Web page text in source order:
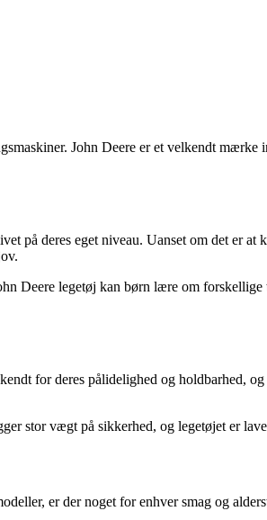
John Deere er et velkendt
på deres eget niveau. Uanset om det er at
Deere legetøj kan børn lære om
for deres pålidelighed og holdbarhed,
stor vægt på sikkerhed, og legetøjet er
er der noget for enhver smag og